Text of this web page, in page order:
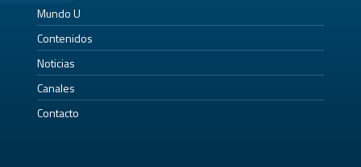
Mundo U
Contenidos
Noticias
Canales
Contacto